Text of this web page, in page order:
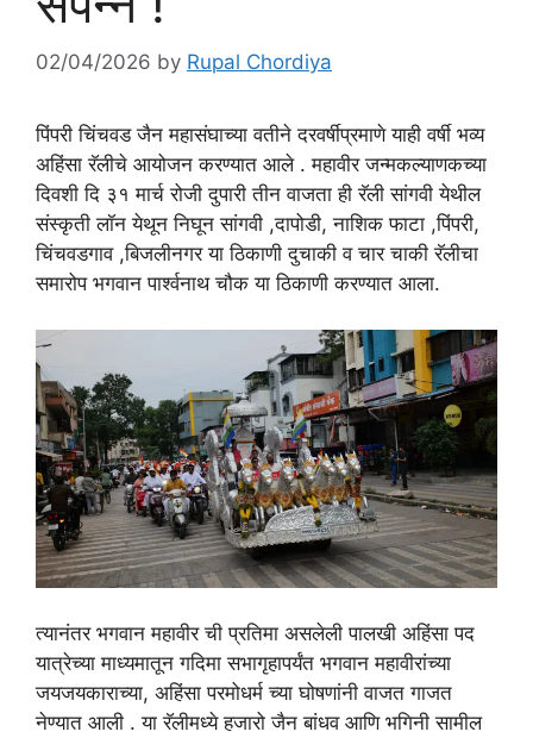
02/04/2026 by Rupal Chordiya
पिंपरी चिंचवड जैन महासंघाच्या वतीने दरवर्षीप्रमाणे याही वर्षी भव्य
अहिंसा रॅलीचे आयोजन करण्यात आले . महावीर जन्मकल्याणकच्या
दिवशी दि ३१ मार्च रोजी दुपारी तीन वाजता ही रॅली सांगवी येथील
संस्कृती लॉन येथून निघून सांगवी ,दापोडी, नाशिक फाटा ,पिंपरी,
चिंचवडगाव ,बिजलीनगर या ठिकाणी दुचाकी व चार चाकी रॅलीचा
समारोप भगवान पार्श्वनाथ चौक या ठिकाणी करण्यात आला.
त्यानंतर भगवान महावीर ची प्रतिमा असलेली पालखी अहिंसा पद
यात्रेच्या माध्यमातून गदिमा सभागृहापर्यंत भगवान महावीरांच्या
जयजयकाराच्या, अहिंसा परमोधर्म च्या घोषणांनी वाजत गाजत
नेण्यात आली . या रॅलीमध्ये हजारो जैन बांधव आणि भगिनी सामील